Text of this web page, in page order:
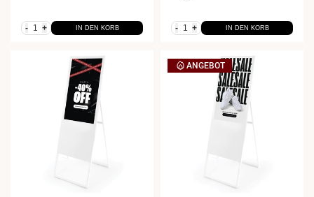
- + IN DEN KORB - + IN DEN KORB
ANGEBOT